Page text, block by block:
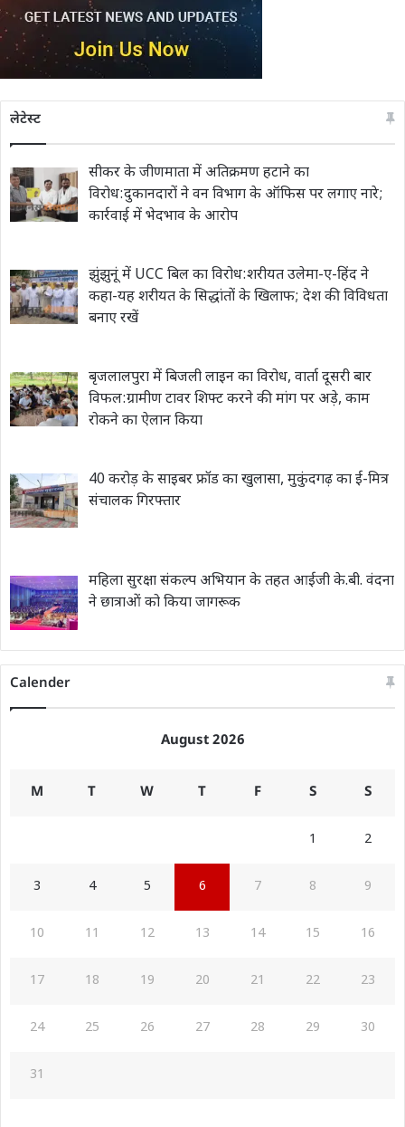
लेटेस्ट
सीकर के जीणमाता में अतिक्रमण हटाने का
विरोध:दुकानदारों ने वन विभाग के ऑफिस पर लगाए नारे;
कार्रवाई में भेदभाव के आरोप
झुंझुनूं में UCC बिल का विरोध:शरीयत उलेमा-ए-हिंद ने
कहा-यह शरीयत के सिद्धांतों के खिलाफ; देश की विविधता
बनाए रखें
बृजलालपुरा में बिजली लाइन का विरोध, वार्ता दूसरी बार
विफल:ग्रामीण टावर शिफ्ट करने की मांग पर अड़े, काम
रोकने का ऐलान किया
40 करोड़ के साइबर फ्रॉड का खुलासा, मुकुंदगढ़ का ई-मित्र
संचालक गिरफ्तार
महिला सुरक्षा संकल्प अभियान के तहत आईजी के.बी. वंदना
ने छात्राओं को किया जागरूक
Calender
August 2026
M T W T F S S
1 2
3 4 5 6 7 8 9
10 11 12 13 14 15 16
17 18 19 20 21 22 23
24 25 26 27 28 29 30
31